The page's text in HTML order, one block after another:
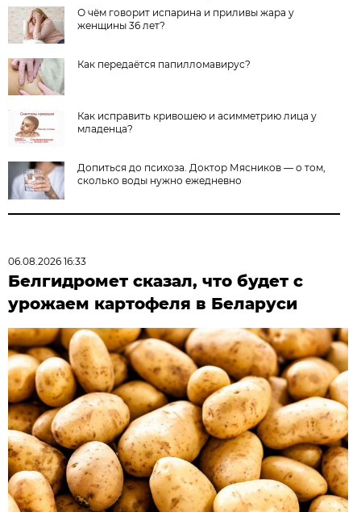
О чём говорит испарина и приливы жара у
женщины 36 лет?
Как передаётся папилломавирус?
Как исправить кривошею и асимметрию лица у
младенца?
Допиться до психоза. Доктор Мясников — о том,
сколько воды нужно ежедневно
06.08.2026 16:33
Белгидромет сказал, что будет с
урожаем картофеля в Беларуси